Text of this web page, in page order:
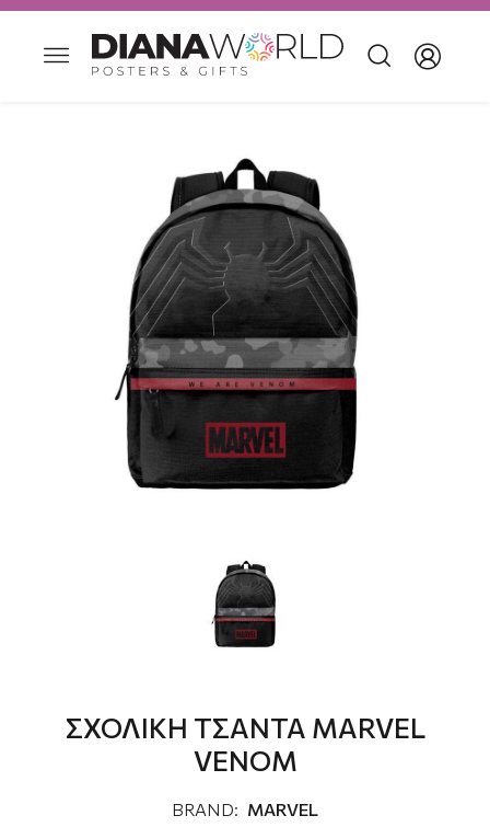
ΣΧΟΛΙΚΗ ΤΣΑΝΤΑ MARVEL
VENOM
BRAND: MARVEL